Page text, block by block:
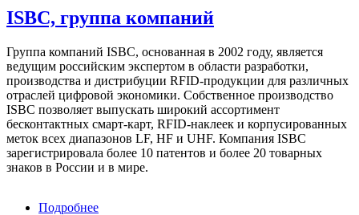
ВТБ
Лизинг
ISBC, группа компаний
Группа компаний ISBC, основанная в 2002 году, является
ведущим российским экспертом в области разработки,
производства и дистрибуции RFID-продукции для различных
отраслей цифровой экономики. Собственное производство
ISBC позволяет выпускать широкий ассортимент
бесконтактных смарт-карт, RFID-наклеек и корпусированных
меток всех диапазонов LF, HF и UHF. Компания ISBC
зарегистрировала более 10 патентов и более 20 товарных
знаков в России и в мире.
Подробнее